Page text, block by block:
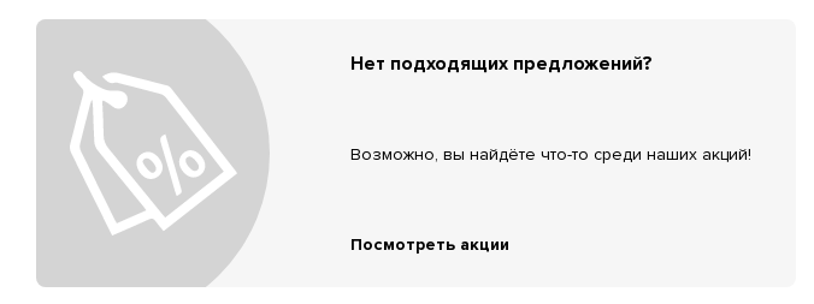
Нет подходящих предложений?
Возможно, вы найдёте что-то среди наших акций!
Посмотреть акции